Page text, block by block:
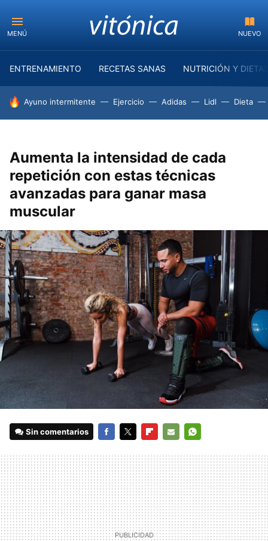
MENÚ NUEVO
ENTRENAMIENTO RECETAS SANAS NUTRICIÓN Y
HOY SE HABLA DE
Ayuno intermitente Ejercicio Adidas Lidl Dieta
Aumenta la intensidad de cada
repetición con estas técnicas
avanzadas para ganar masa
muscular
Sin comentarios
MAIL